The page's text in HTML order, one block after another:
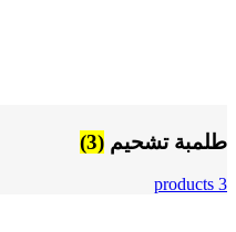
طلمبة تشحيم (3)
3 products